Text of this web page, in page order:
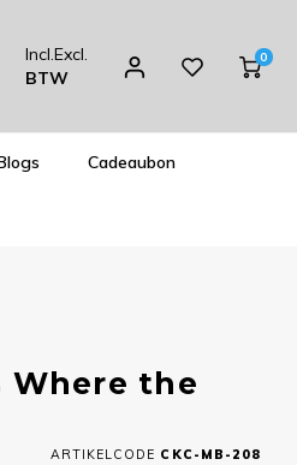
Incl.Excl.
BTW
0
Cadeaubon
Where the
ARTIKELCODE CKC-MB-208